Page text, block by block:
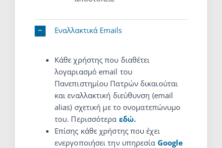
Εναλλακτικά Emails
Κάθε χρήστης που διαθέτει
λογαριασμό email του
Πανεπιστημίου Πατρών δικαιούται
και εναλλακτική διεύθυνση (email
alias) σχετική με το ονοματεπώνυμο
του. Περισσότερα εδώ.
Επίσης κάθε χρήστης που έχει
ενεργοποιήσει την υπηρεσία Google